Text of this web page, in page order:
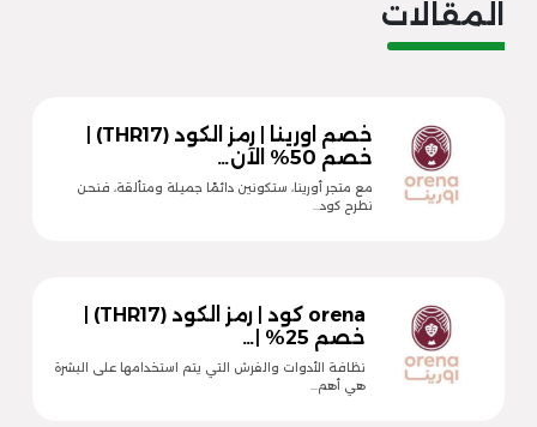
المقالات
خصم اورينا | رمز الكود (THR17) |
خصم 50% الآن…
مع متجر أورينا، ستكونين دائمًا جميلة ومتألقة، فنحن
نطرح كود…
orena كود | رمز الكود (THR17) |
خصم 25% |…
نظافة الأدوات والفرش التي يتم استخدامها على البشرة
هي أهم…